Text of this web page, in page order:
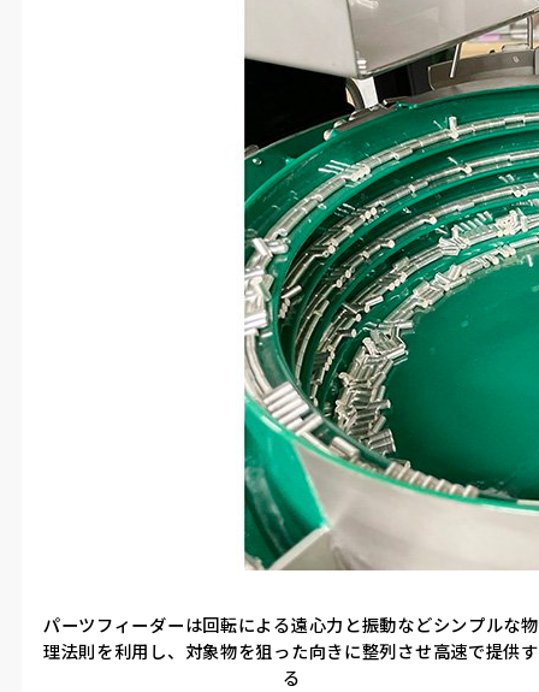
パーツフィーダーは回転による遠心力と振動などシンプルな物
理法則を利用し、対象物を狙った向きに整列させ高速で提供す
る